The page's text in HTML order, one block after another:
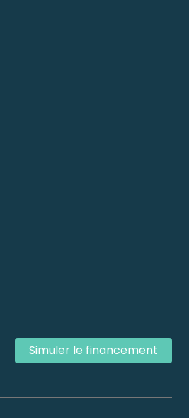
Simuler le financement